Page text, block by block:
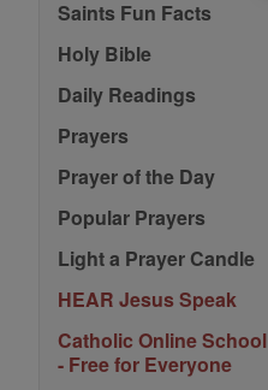
Saints Fun Facts
Holy Bible
Daily Readings
Prayers
Prayer of the Day
Popular Prayers
Light a Prayer Candle
HEAR Jesus Speak
Catholic Online School
- Free for Everyone